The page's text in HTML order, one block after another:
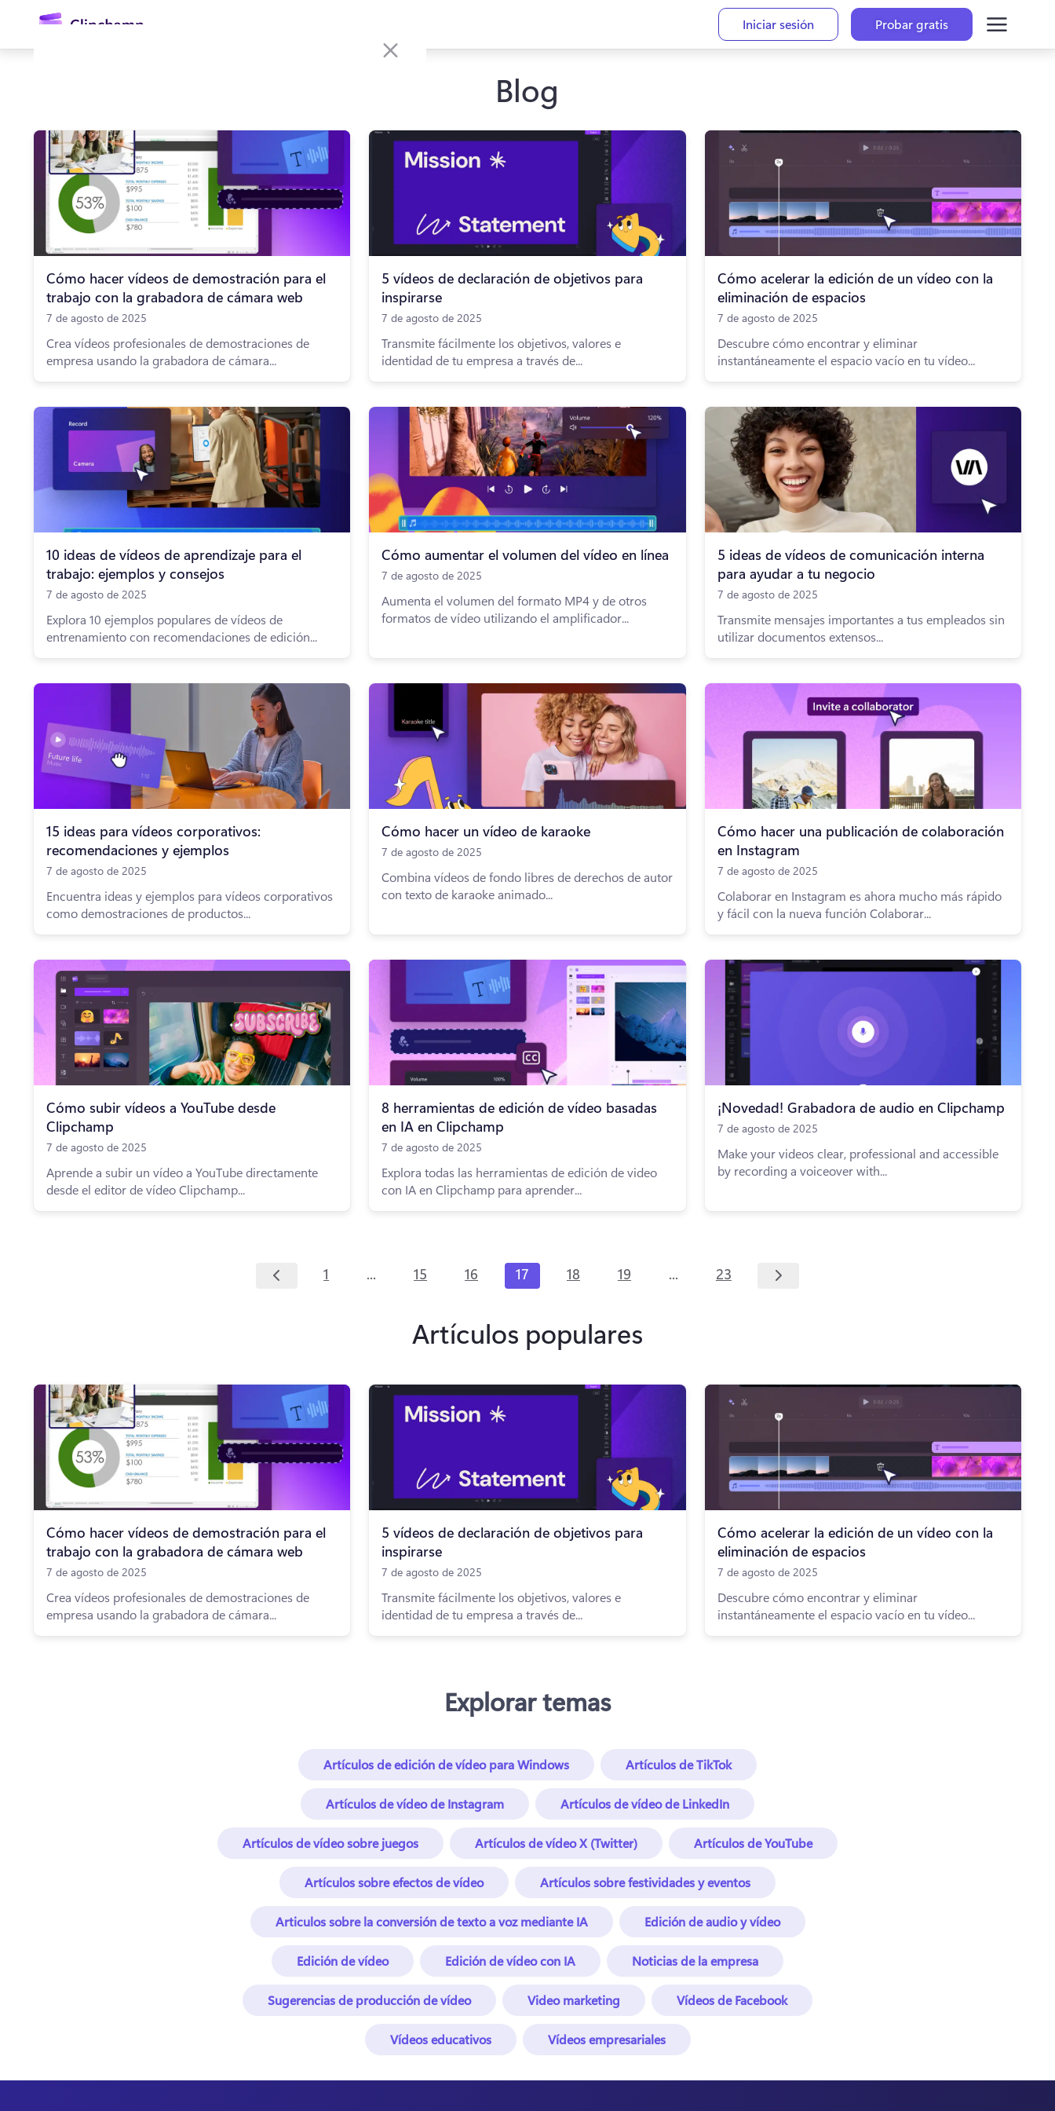
principal
Iniciar sesión Probar gratis
Iniciar sesión
Blog
Cómo hacer vídeos de demostración para el
trabajo con la grabadora de cámara web
7 de agosto de 2025
Crea vídeos profesionales de demostraciones de
empresa usando la grabadora de cámara...
5 vídeos de declaración de objetivos para
inspirarse
7 de agosto de 2025
Transmite fácilmente los objetivos, valores e
identidad de tu empresa a través de...
Cómo acelerar la edición de un vídeo con la
eliminación de espacios
7 de agosto de 2025
Descubre cómo encontrar y eliminar
instantáneamente el espacio vacío en tu vídeo...
10 ideas de vídeos de aprendizaje para el
trabajo: ejemplos y consejos
7 de agosto de 2025
Explora 10 ejemplos populares de vídeos de
entrenamiento con recomendaciones de edición...
Cómo aumentar el volumen del vídeo en línea
7 de agosto de 2025
Aumenta el volumen del formato MP4 y de otros
formatos de vídeo utilizando el amplificador...
5 ideas de vídeos de comunicación interna
para ayudar a tu negocio
7 de agosto de 2025
Transmite mensajes importantes a tus empleados sin
utilizar documentos extensos...
15 ideas para vídeos corporativos:
recomendaciones y ejemplos
7 de agosto de 2025
Encuentra ideas y ejemplos para vídeos corporativos
como demostraciones de productos...
Cómo hacer un vídeo de karaoke
7 de agosto de 2025
Combina vídeos de fondo libres de derechos de autor
con texto de karaoke animado...
Cómo hacer una publicación de colaboración
en Instagram
7 de agosto de 2025
Colaborar en Instagram es ahora mucho más rápido
y fácil con la nueva función Colaborar...
Cómo subir vídeos a YouTube desde
Clipchamp
7 de agosto de 2025
Aprende a subir un vídeo a YouTube directamente
desde el editor de vídeo Clipchamp...
8 herramientas de edición de vídeo basadas
en IA en Clipchamp
7 de agosto de 2025
Explora todas las herramientas de edición de video
con IA en Clipchamp para aprender...
¡Novedad! Grabadora de audio en Clipchamp
7 de agosto de 2025
Make your videos clear, professional and accessible
by recording a voiceover with...
1 ... 15 16 17 18 19 ... 23
Artículos populares
Cómo hacer vídeos de demostración para el
trabajo con la grabadora de cámara web
7 de agosto de 2025
Crea vídeos profesionales de demostraciones de
empresa usando la grabadora de cámara...
5 vídeos de declaración de objetivos para
inspirarse
7 de agosto de 2025
Transmite fácilmente los objetivos, valores e
identidad de tu empresa a través de...
Cómo acelerar la edición de un vídeo con la
eliminación de espacios
7 de agosto de 2025
Descubre cómo encontrar y eliminar
instantáneamente el espacio vacío en tu vídeo...
Explorar temas
Artículos de edición de vídeo para Windows Artículos de TikTok
Artículos de vídeo de Instagram Artículos de vídeo de LinkedIn
Artículos de vídeo sobre juegos Artículos de vídeo X (Twitter) Artículos de YouTube
Artículos sobre efectos de vídeo Artículos sobre festividades y eventos
Articulos sobre la conversión de texto a voz mediante IA Edición de audio y vídeo
Edición de vídeo Edición de vídeo con IA Noticias de la empresa
Sugerencias de producción de vídeo Video marketing Vídeos de Facebook
Vídeos educativos Vídeos empresariales